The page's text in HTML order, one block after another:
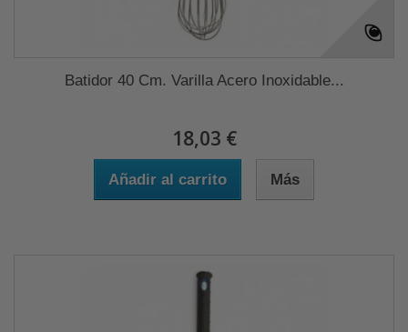
Batidor 40 Cm. Varilla Acero Inoxidable...
18,03 €
Añadir al carrito Más